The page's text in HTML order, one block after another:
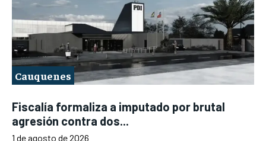
Cauquenes
Fiscalía formaliza a imputado por brutal
agresión contra dos...
1 de agosto de 2026